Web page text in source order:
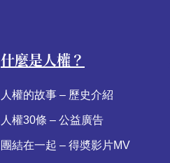
什麼是人權？
人權的故事 – 歷史介紹
人權30條 – 公益廣告
團結在一起 – 得奬影片MV